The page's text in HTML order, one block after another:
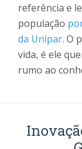
referência e
população
da Unipar. O
vida, é ele
rumo ao